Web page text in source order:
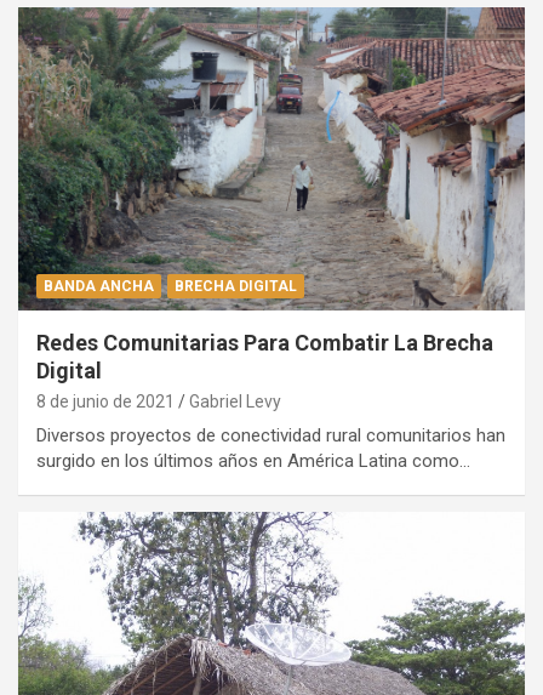
BANDA ANCHA BRECHA DIGITAL
Redes Comunitarias Para Combatir La Brecha
Digital
8 de junio de 2021 Gabriel Levy
Diversos proyectos de conectividad rural comunitarios han
surgido en los últimos años en América Latina como…